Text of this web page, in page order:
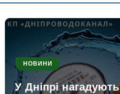
НОВИНИ
У Дніпрі нагадують